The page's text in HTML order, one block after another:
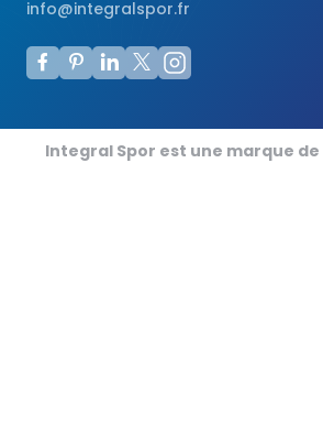
info@integralspor.fr
Integral Spor est une marque de